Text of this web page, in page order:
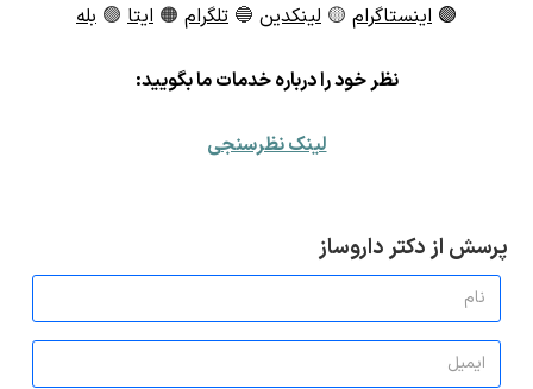
🟣 اینستاگرام 🟡 لینکدین 🔵 تلگرام 🟠 ایتا 🟢 بله
نظر خود را درباره خدمات ما بگویید:
لینک نظرسنجی
پرسش از دکتر داروساز